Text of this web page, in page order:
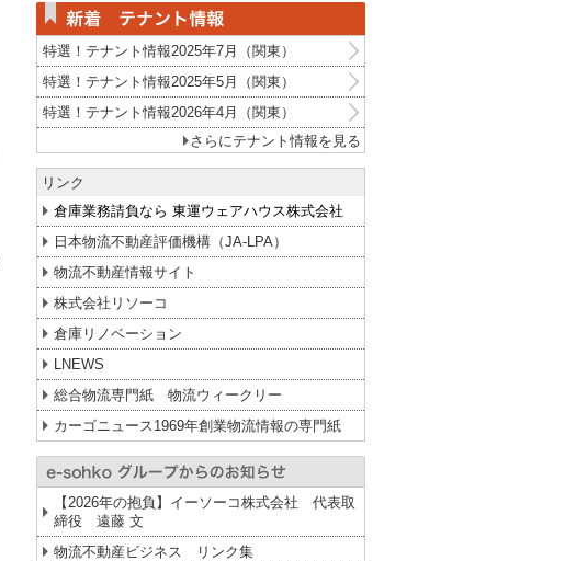
特選！テナント情報2025年7月（関東）
特選！テナント情報2025年5月（関東）
特選！テナント情報2026年4月（関東）
さらにテナント情報を見る
リンク
倉庫業務請負なら 東運ウェアハウス株式会社
日本物流不動産評価機構（JA-LPA）
物流不動産情報サイト
株式会社リソーコ
倉庫リノベーション
LNEWS
総合物流専門紙 物流ウィークリー
カーゴニュース1969年創業物流情報の専門紙
【2026年の抱負】イーソーコ株式会社 代表取
締役 遠藤 文
物流不動産ビジネス リンク集